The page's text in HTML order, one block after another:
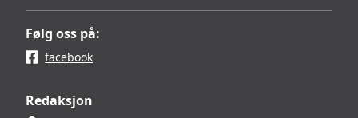
Følg oss på:
facebook
Redaksjon